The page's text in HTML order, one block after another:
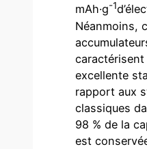
mAh·g-1
Néanmoins,
caractérisent
excellente
rapport aux
classiques
98 % de la
est